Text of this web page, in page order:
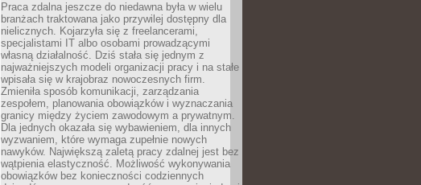
Praca zdalna jeszcze do niedawna była w wielu
branżach traktowana jako przywilej dostępny dla
nielicznych. Kojarzyła się z freelancerami,
specjalistami IT albo osobami prowadzącymi
własną działalność. Dziś stała się jednym z
najważniejszych modeli organizacji pracy i na stałe
wpisała się w krajobraz nowoczesnych firm.
Zmieniła sposób komunikacji, zarządzania
zespołem, planowania obowiązków i wyznaczania
granicy między życiem zawodowym a prywatnym.
Dla jednych okazała się wybawieniem, dla innych
wyzwaniem, które wymaga zupełnie nowych
nawyków. Największą zaletą pracy zdalnej jest bez
wątpienia elastyczność. Możliwość wykonywania
obowiązków bez konieczności codziennych